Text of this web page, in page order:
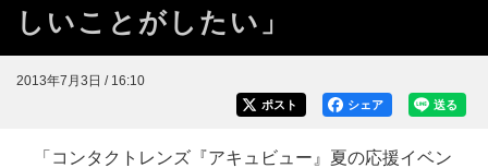
しいことがしたい」
2013年7月3日 / 16:10
送る
シェア
ポスト
「コンタクトレンズ『アキュビュー』夏の応援イベン